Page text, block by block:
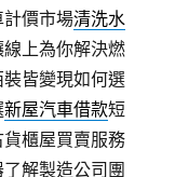
價市場清洗水
上為你解決燃
裝皆變現如何選
新屋汽車借款短
櫃屋買賣服務
解製造公司團